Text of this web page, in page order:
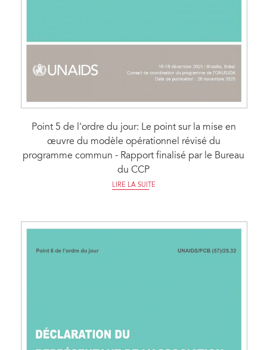
Point 5 de l'ordre du jour: Le point sur la mise en
œuvre du modèle opérationnel révisé du
programme commun - Rapport finalisé par le Bureau
du CCP
LIRE LA SUITE